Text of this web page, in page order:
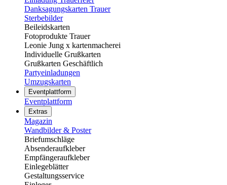
Danksagungskarten Trauer
Sterbebilder
Beileidskarten
Fotoprodukte Trauer
Leonie Jung x kartenmacherei
Individuelle Grußkarten
Grußkarten Geschäftlich
Partyeinladungen
Umzugskarten
Eventplattform
Eventplattform
Extras
Magazin
Wandbilder & Poster
Briefumschläge
Absenderaufkleber
Empfängeraufkleber
Einlegeblätter
Gestaltungsservice